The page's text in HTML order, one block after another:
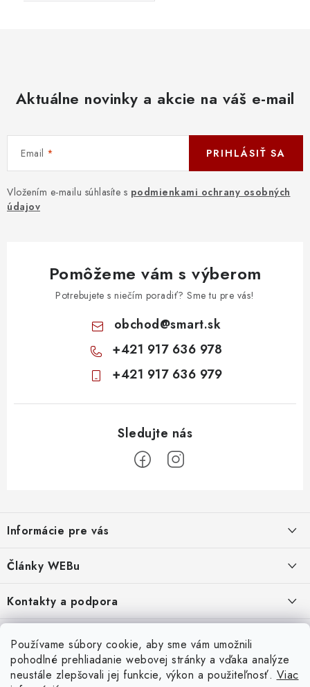
Používame súbory cookie, aby sme vám umožnili
pohodlné prehliadanie webovej stránky a vďaka analýze
neustále zlepšovali jej funkcie, výkon a použiteľnosť. Viac
Aktuálne novinky a akcie na váš e-mail
Email
Vložením e-mailu súhlasíte s podmienkami ochrany osobných
údajov
PRIHLÁSIŤ SA
Pomôžeme vám s výberom
Potrebujete s niečím poradiť? Sme tu pre vás!
obchod@smart.sk
+421 917 636 978
+421 917 636 979
p
ä
e
Informácie pre vás
Obchodné podmienky
Moja objednávka
Odstúpenie od zmluvy
Formuláre na stiahnutie
Články WEBu
Dôležité oznamy
16.6.2026
Nákup na splátky
23.10.2022
Kontakty a podpora
2.8.2022
Doprava a Platba
Servisné služby
Servis a služby pre Vás
5.3.2022
Doprava - UPS Doprava - Packeta Splátky - Home Credit